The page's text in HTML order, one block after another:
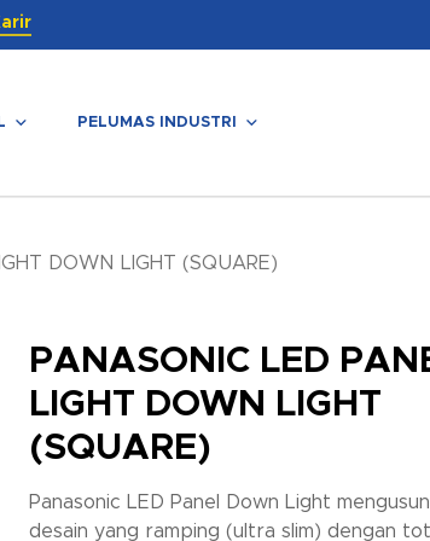
PELUMAS INDUSTRI
DOWN LIGHT (SQUARE)
PANASONIC LED
LIGHT DOWN LIGHT
(SQUARE)
Panasonic LED Panel Down Light
desain yang ramping (ultra slim) dengan